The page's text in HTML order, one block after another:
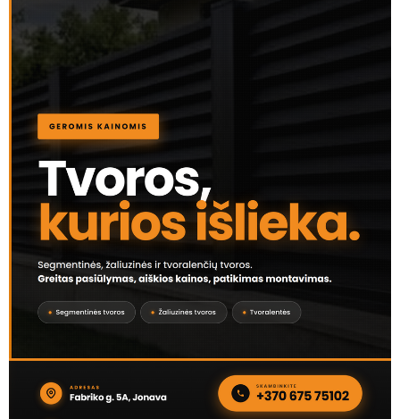
KLAUSYKLA
Rytinis siurprizas Jonavoje: Lietavos gatvės kiemą
užtvėrė išvirtęs medis